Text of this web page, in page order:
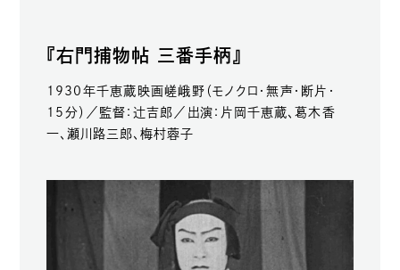
『右門捕物帖 三番手柄』
1930年千恵蔵映画嵯峨野（モノクロ・無声・断片・
15分）／監督：辻吉郎／出演：片岡千恵蔵、葛木香
一、瀬川路三郎、梅村蓉子